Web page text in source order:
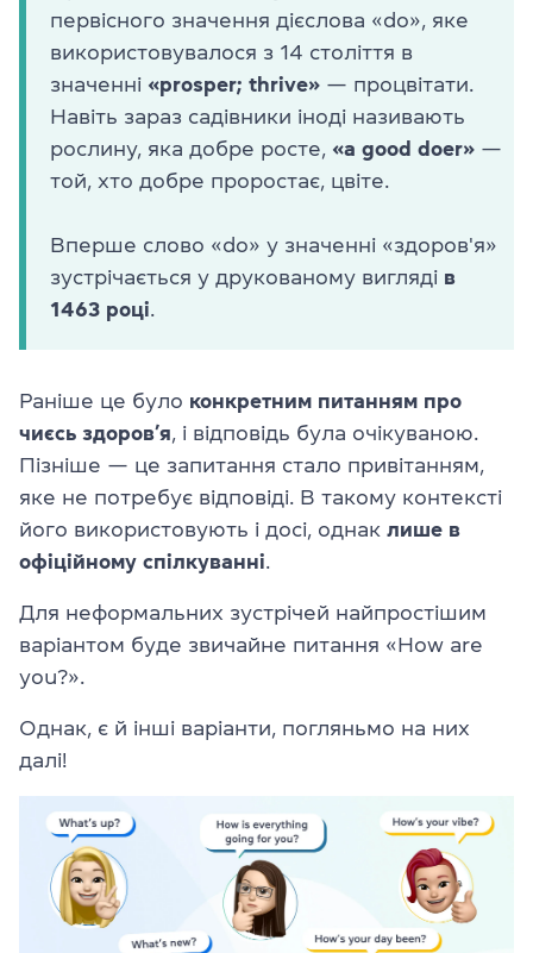
первісного значення дієслова «do», яке
використовувалося з 14 століття в
значенні «prosper; thrive» — процвітати.
Навіть зараз садівники іноді називають
рослину, яка добре росте, «a good doer» —
той, хто добре проростає, цвіте.
Вперше слово «do» у значенні «здоров'я»
зустрічається у друкованому вигляді в
1463 році
Раніше це було конкретним питанням про
чиєсь здоров’я , і відповідь була очікуваною.
Пізніше — це запитання стало привітанням,
яке не потребує відповіді. В такому контексті
його використовують і досі, однак лише в
офіційному спілкуванні
Для неформальних зустрічей найпростішим
варіантом буде звичайне питання «How are
you?».
Однак, є й інші варіанти, погляньмо на них
далі!